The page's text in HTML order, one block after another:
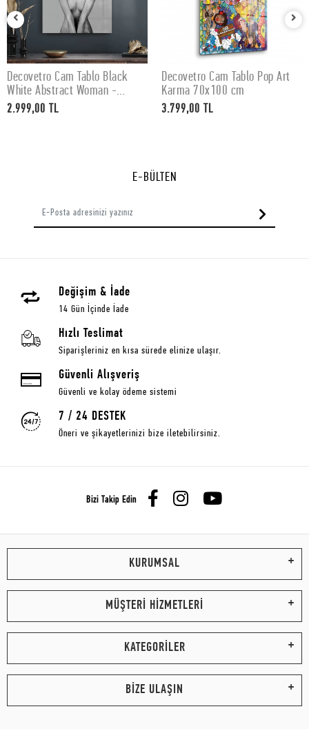
SEPETE EKLE
Decovetro Cam Tablo Black
White Abstract Woman -
50x70 cm
2.999,00 TL
SEPETE EKLE
Decovetro Cam Tablo Pop Art
Karma 70x100 cm
3.799,00 TL
E-BÜLTEN
Değişim & İade
14 Gün İçinde İade
Hızlı Teslimat
Siparişleriniz en kısa sürede elinize ulaşır.
Güvenli Alışveriş
Güvenli ve kolay ödeme sistemi
7 / 24 DESTEK
Öneri ve şikayetlerinizi bize iletebilirsiniz.
Bizi Takip Edin
KURUMSAL
MÜŞTERİ HİZMETLERİ
KATEGORİLER
BİZE ULAŞIN